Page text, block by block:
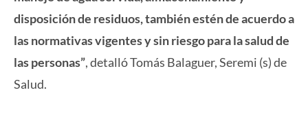
disposición de residuos, también estén de acuerdo a
las normativas vigentes y sin riesgo para la salud de
las personas”, detalló Tomás Balaguer, Seremi (s) de
Salud.